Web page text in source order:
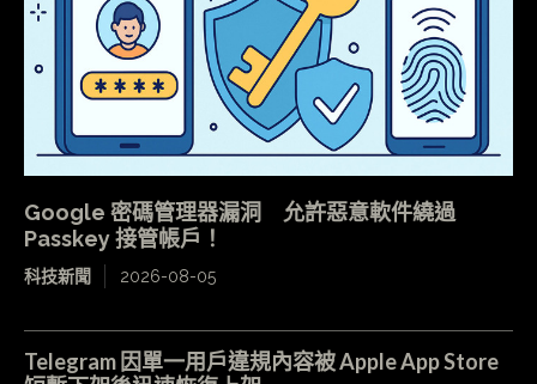
Google 密碼管理器漏洞 允許惡意軟件繞過
Passkey 接管帳戶！
科技新聞 2026-08-05
Telegram 因單一用戶違規內容被 Apple App Store